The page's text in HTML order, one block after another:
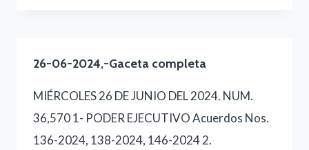
COMPLETA
26-06-2024,-Gaceta completa
MIÉRCOLES 26 DE JUNIO DEL 2024. NUM.
36,570 1- PODER EJECUTIVO Acuerdos Nos.
136-2024, 138-2024, 146-2024 2.